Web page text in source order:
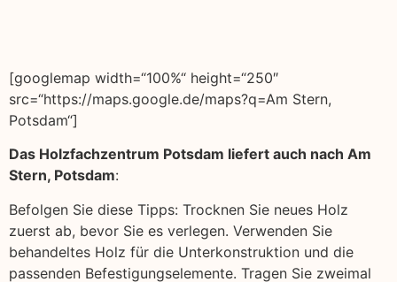
[googlemap width=“100%“ height=“250″
src=“https://maps.google.de/maps?q=Am Stern,
Potsdam“]
Das Holzfachzentrum Potsdam liefert auch nach Am
Stern, Potsdam:
Befolgen Sie diese Tipps: Trocknen Sie neues Holz
zuerst ab, bevor Sie es verlegen. Verwenden Sie
behandeltes Holz für die Unterkonstruktion und die
passenden Befestigungselemente. Tragen Sie zweimal